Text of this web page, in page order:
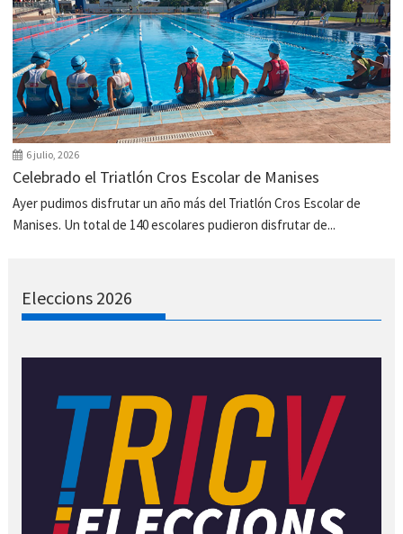
6 julio, 2026
Celebrado el Triatlón Cros Escolar de Manises
Ayer pudimos disfrutar un año más del Triatlón Cros Escolar de
Manises. Un total de 140 escolares pudieron disfrutar de...
Eleccions 2026